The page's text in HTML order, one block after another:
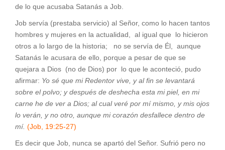
de lo que acusaba Satanás a Job.
Job servía (prestaba servicio) al Señor, como lo hacen tantos
hombres y mujeres en la actualidad, al igual que lo hicieron
otros a lo largo de la historia; no se servía de Él, aunque
Satanás le acusara de ello, porque a pesar de que se
quejara a Dios (no de Dios) por lo que le aconteció, pudo
afirmar: Yo sé que mi Redentor vive, y al fin se levantará
sobre el polvo; y después de deshecha esta mi piel, en mi
carne he de ver a Dios; al cual veré por mí mismo, y mis ojos
lo verán, y no otro, aunque mi corazón desfallece dentro de
mí. (Job, 19:25-27)
Es decir que Job, nunca se apartó del Señor. Sufrió pero no